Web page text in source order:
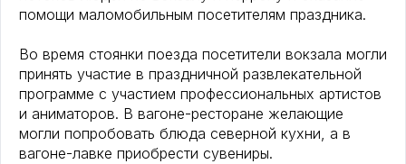
помощи маломобильным посетителям праздника.
Во время стоянки поезда посетители вокзала могли
принять участие в праздничной развлекательной
программе с участием профессиональных артистов
и аниматоров. В вагоне-ресторане желающие
могли попробовать блюда северной кухни, а в
вагоне-лавке приобрести сувениры.